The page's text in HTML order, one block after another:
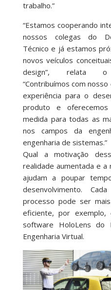
trabalho.”
“Estamos cooperando
nossos colegas do
Técnico e já estamos
novos veículos
design”, relata o
“Contribuímos com
experiência para o
produto e
medida para todas as
nos campos da
engenharia de sistemas.”
Qual a motivação
realidade aumentada e a
ajudam a poupar
desenvolvimento.
processo pode ser
eficiente, por
software HoloLens do
Engenharia Virtual.